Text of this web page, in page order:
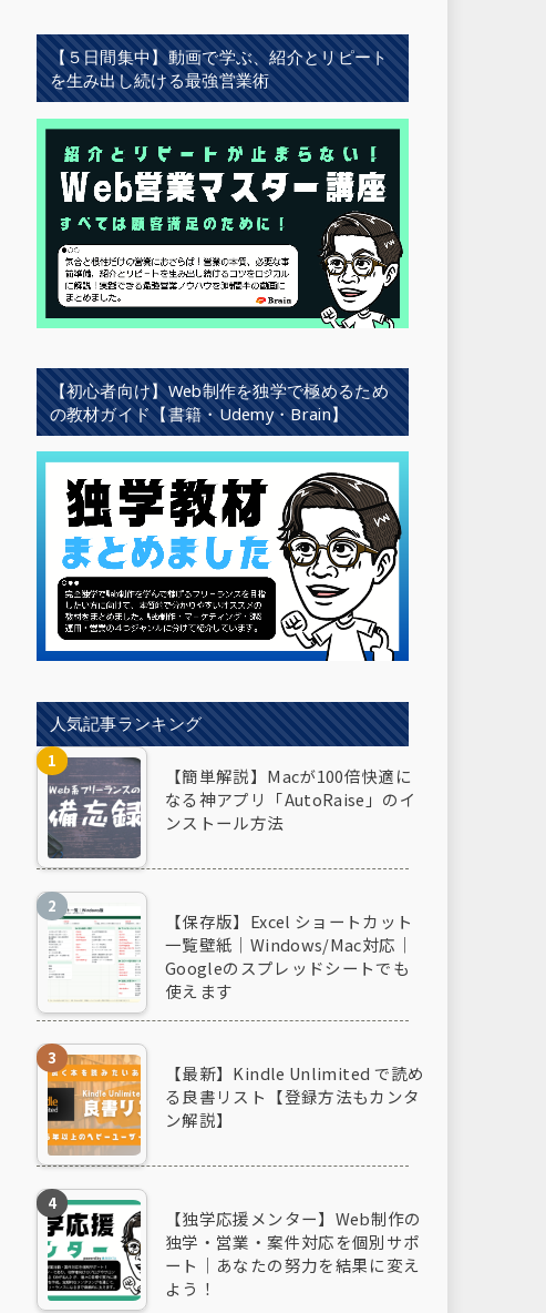
【５日間集中】動画で学ぶ、紹介とリピート
を生み出し続ける最強営業術
【初心者向け】Web制作を独学で極めるため
の教材ガイド【書籍・Udemy・Brain】
人気記事ランキング
【簡単解説】Macが100倍快適に
なる神アプリ「AutoRaise」のイ
ンストール方法
【保存版】Excel ショートカット
一覧壁紙｜Windows/Mac対応｜
Googleのスプレッドシートでも
使えます
【最新】Kindle Unlimited で読め
る良書リスト【登録方法もカンタ
ン解説】
【独学応援メンター】Web制作の
独学・営業・案件対応を個別サポ
ート｜あなたの努力を結果に変え
よう！